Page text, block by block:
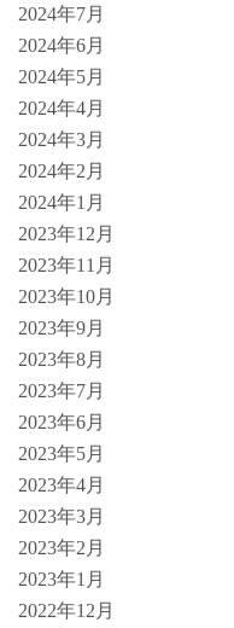
2024年7月
2024年6月
2024年5月
2024年4月
2024年3月
2024年2月
2024年1月
2023年12月
2023年11月
2023年10月
2023年9月
2023年8月
2023年7月
2023年6月
2023年5月
2023年4月
2023年3月
2023年2月
2023年1月
2022年12月